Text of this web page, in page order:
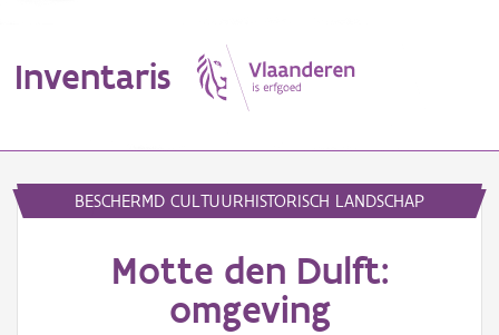
Inventaris
BESCHERMD CULTUURHISTORISCH LANDSCHAP
Motte den Dulft:
omgeving